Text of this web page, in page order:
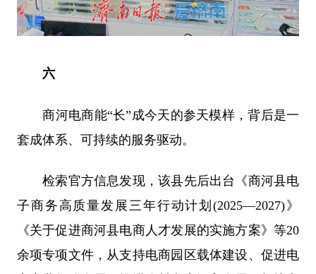
六
商河电商能“长”成今天的参天模样，背后是一
套成体系、可持续的服务驱动。
检索官方信息发现，该县先后出台《商河县电
子商务高质量发展三年行动计划(2025—2027)》
《关于促进商河县电商人才发展的实施方案》等20
余项专项文件，从支持电商园区载体建设、促进电